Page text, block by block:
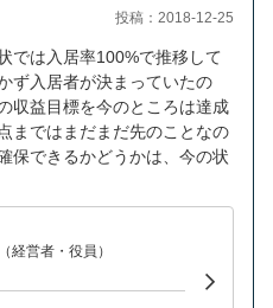
投稿：2018-12-25
では入居率100%で推移して
ず入居者が決まっていたの
収益目標を今のところは達成
まではまだまだ先のことなの
保できるかどうかは、今の状
経営者・役員）